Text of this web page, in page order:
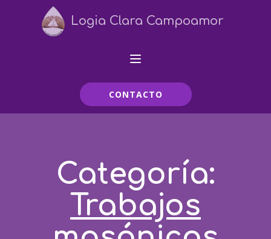
Logia Clara Campoamor
CONTACTO
Categoría:
Trabajos